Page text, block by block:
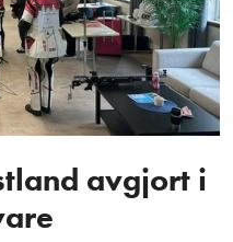
avgjort i